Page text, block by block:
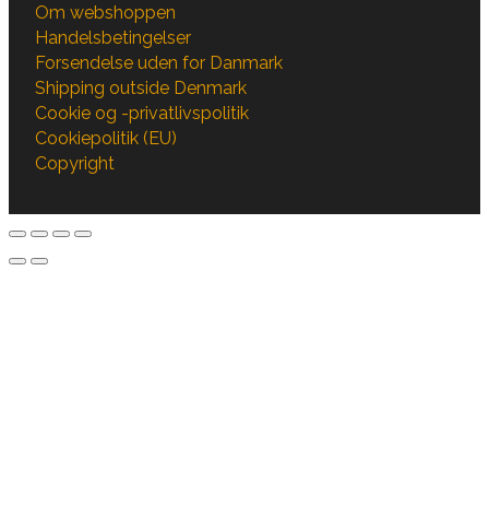
Om webshoppen
Handelsbetingelser
Forsendelse uden for Danmark
Shipping outside Denmark
Cookie og -privatlivspolitik
Cookiepolitik (EU)
Copyright